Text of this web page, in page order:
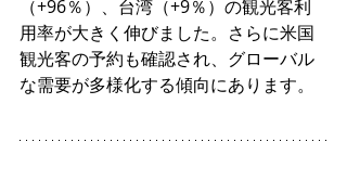
（+96％）、台湾（+9％）の観光客利
用率が大きく伸びました。さらに米国
観光客の予約も確認され、グローバル
な需要が多様化する傾向にあります。